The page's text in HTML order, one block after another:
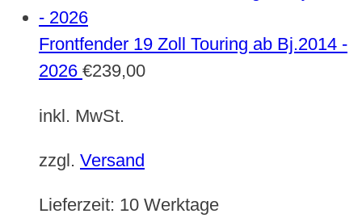
Frontfender 19 Zoll Touring ab Bj.2014 -
2026 €239,00
inkl. MwSt.
zzgl. Versand
Lieferzeit: 10 Werktage